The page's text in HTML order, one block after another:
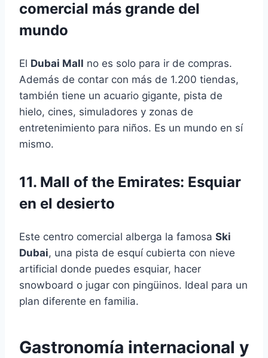
comercial más grande del
mundo
El Dubai Mall no es solo para ir de compras.
Además de contar con más de 1.200 tiendas,
también tiene un acuario gigante, pista de
hielo, cines, simuladores y zonas de
entretenimiento para niños. Es un mundo en sí
mismo.
11. Mall of the Emirates: Esquiar
en el desierto
Este centro comercial alberga la famosa Ski
Dubai, una pista de esquí cubierta con nieve
artificial donde puedes esquiar, hacer
snowboard o jugar con pingüinos. Ideal para un
plan diferente en familia.
Gastronomía internacional y